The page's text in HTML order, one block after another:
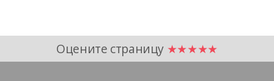
Оцените страницу ★★★★★